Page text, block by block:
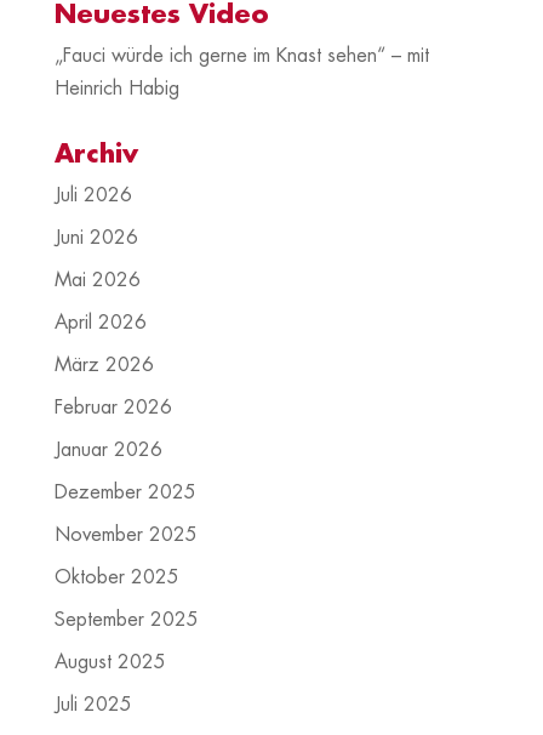
Neuestes Video
„Fauci würde ich gerne im Knast sehen“ – mit
Heinrich Habig
Archiv
Juli 2026
Juni 2026
Mai 2026
April 2026
März 2026
Februar 2026
Januar 2026
Dezember 2025
November 2025
Oktober 2025
September 2025
August 2025
Juli 2025